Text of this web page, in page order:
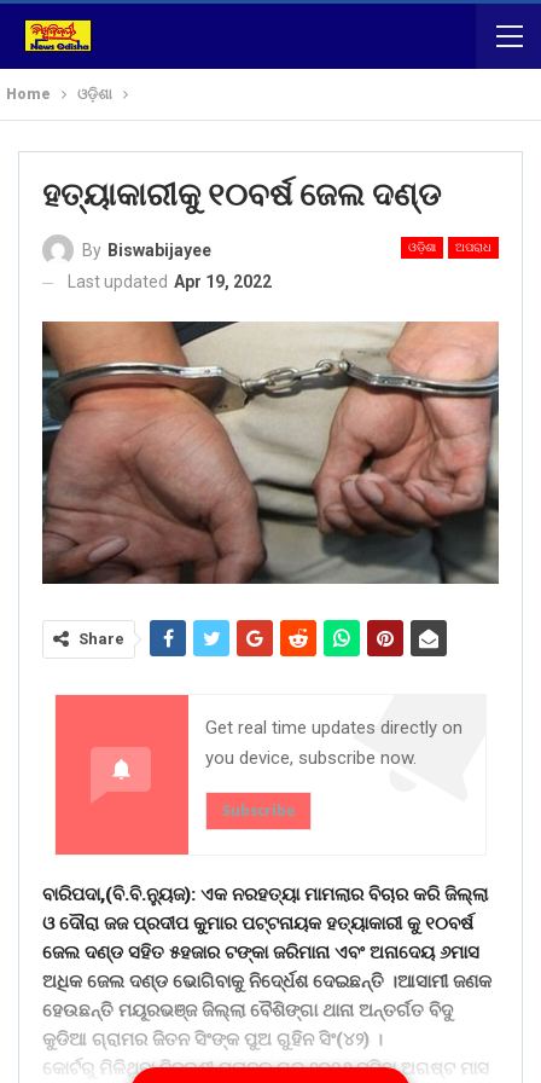
Home ଓଡ଼ିଶା
ହତ୍ୟାକାରୀକୁ ୧୦ବର୍ଷ ଜେଲ ଦଣ୍ଡ
ଓଡ଼ିଶା ଅପରାଧ
By Biswabijayee
Last updated Apr 19, 2022
Share
Get real time updates directly on
you device, subscribe now.
Subscribe
ବାରିପଦା,(ବି.ବି.ନୁ୍ୟଜ): ଏକ ନରହତ୍ୟା ମାମଲାର ବିଚାର କରି ଜିଲ୍ଲା
ଓ ଦୌରା ଜଜ ପ୍ରଦୀପ କୁମାର ପଟ୍ଟନାୟକ ହତ୍ୟାକାରୀ କୁ ୧୦ବର୍ଷ
ଜେଲ ଦଣ୍ଡ ସହିତ ୫ହଜାର ଟଙ୍କା ଜରିମାନା ଏବଂ ଅନାଦେୟ ୬ମାସ
ଅଧିକ ଜେଲ ଦଣ୍ଡ ଭୋଗିବାକୁ ନିଦେ୍ର୍ଧଶ ଦେଇଛନ୍ତି ।ଆସାମୀ ଜଣକ
ହେଉଛନ୍ତି ମୟୂରଭଞ୍ଜ ଜିଲ୍ଲା ବୈଶିଙ୍ଗା ଥାନା ଅନ୍ତର୍ଗତ ବିଦୁ
କୁଡିଆ ଗ୍ରାମର ଜିତନ ସିଂଙ୍କ ପୁଅ ଗୁହିନ ସିଂ(୪୨) ।
କୋର୍ଟରୁ ମିଳିଥିବା ବିବରଣୀ ମୁତାବକ ଗତ ୨୦୧୬ ମସିହା ଅଗଷ୍ଟ ମାସ